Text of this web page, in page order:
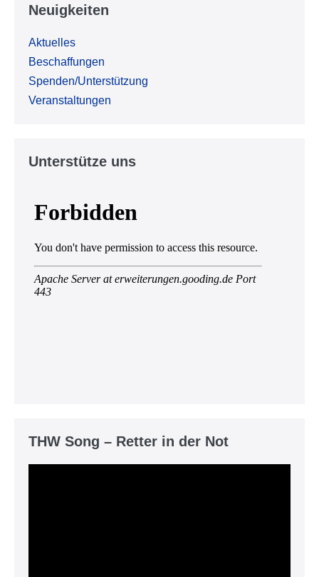
Neuigkeiten
Aktuelles
Beschaffungen
Spenden/Unterstützung
Veranstaltungen
Unterstütze uns
THW Song – Retter in der Not